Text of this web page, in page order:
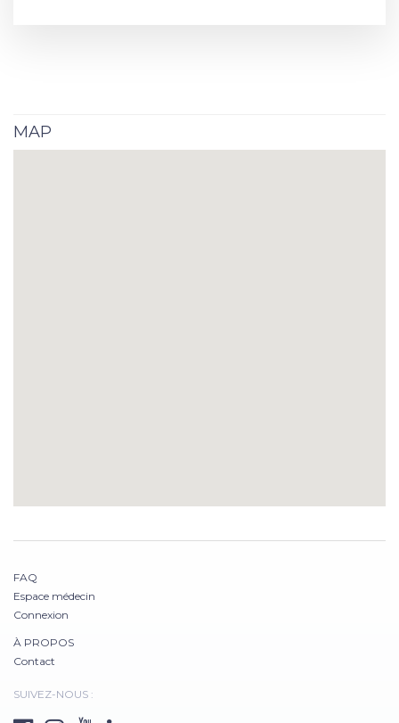
MAP
FAQ
Espace médecin
Connexion
À PROPOS
Contact
SUIVEZ-NOUS :